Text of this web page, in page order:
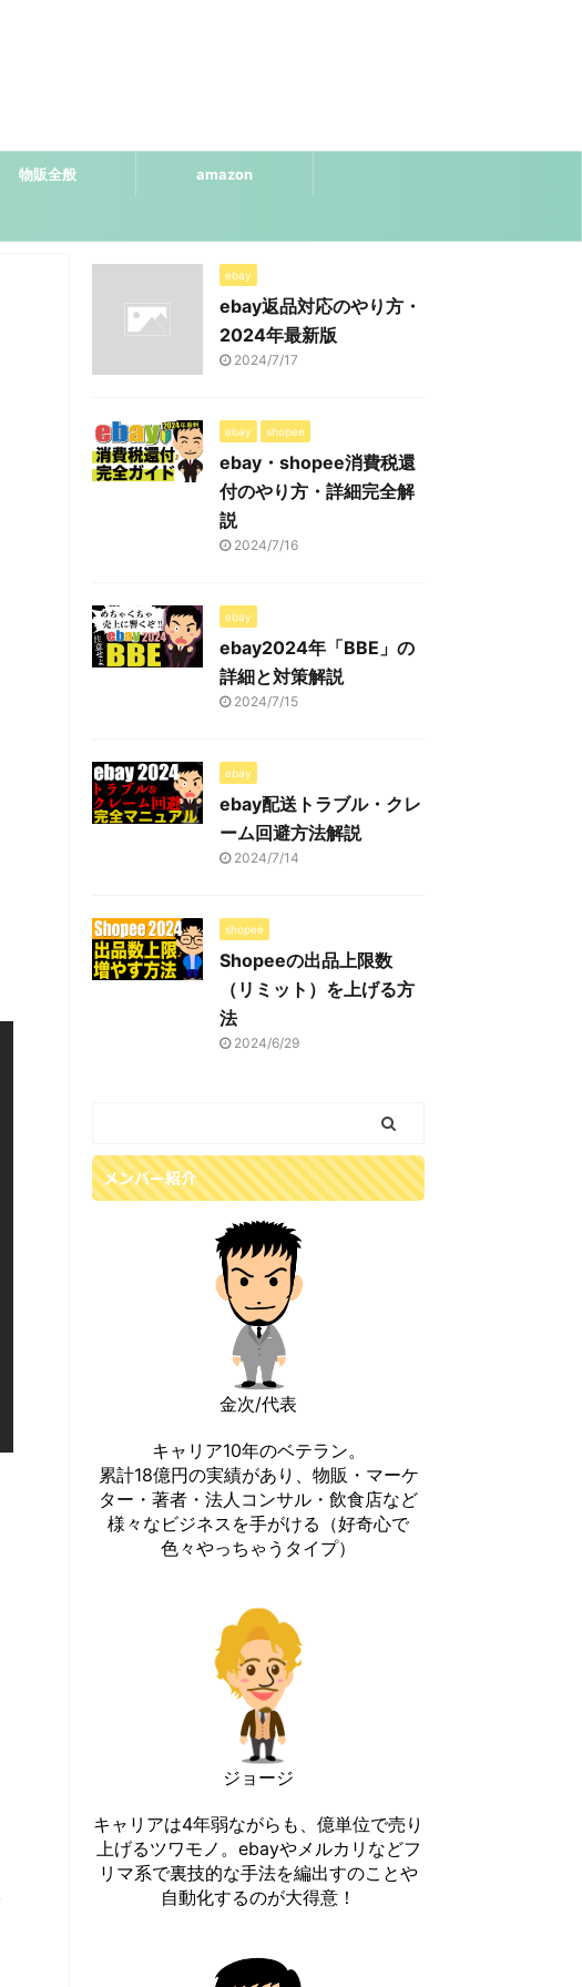
物販全般 amazon
ebay
ebay返品対応のやり方・
2024年最新版
2024/7/17
ebay shopee
ebay・shopee消費税還
付のやり方・詳細完全解
説
2024/7/16
ebay
ebay2024年「BBE」の
詳細と対策解説
2024/7/15
ebay
ebay配送トラブル・クレ
ーム回避方法解説
2024/7/14
shopee
Shopeeの出品上限数
（リミット）を上げる方
法
2024/6/29
メンバー紹介
金次/代表
キャリア10年のベテラン。
累計18億円の実績があり、物販・マーケ
ター・著者・法人コンサル・飲食店など
様々なビジネスを手がける（好奇心で
色々やっちゃうタイプ）
ジョージ
キャリアは4年弱ながらも、億単位で売り
上げるツワモノ。ebayやメルカリなどフ
リマ系で裏技的な手法を編出すのことや
自動化するのが大得意！